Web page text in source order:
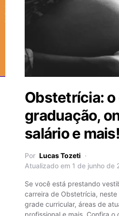
Obstetrícia: o
graduação,
salário e mais!
Por Lucas Tozeti
Atualizado em 1 de junho de
Se você está prestando
carreira de Obstetrícia,
grade curricular, áreas de
profissional e mais. Confira o